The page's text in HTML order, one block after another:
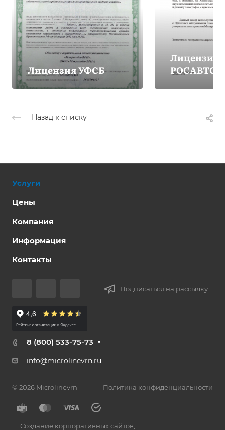
Лицензия УФСБ
Лицензия
Назад к списку
Услуги
Цены
Компания
Информация
Контакты
Подписаться на рассылку
8 (800) 533-75-73
info@microlinevrn.ru
© 2026 Microlinevrn Политика конфиденциальности
Создание корпоративных сайтов,